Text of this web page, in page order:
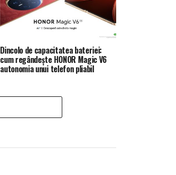
Dincolo de capacitatea bateriei:
cum regândește HONOR Magic V6
autonomia unui telefon pliabil